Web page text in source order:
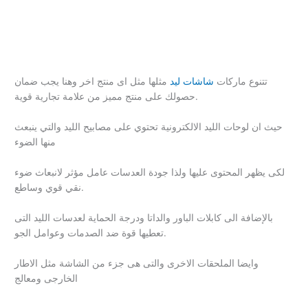
تتنوع ماركات شاشات ليدمثلها مثل اى منتج اخر وهنا يجب ضمان
حصولك على منتج مميز من علامة تجارية قوية.
حيث ان لوحات الليد الالكترونية تحتوي على مصابيح الليد والتي ينبعث
منها الضوء
لكى يظهر المحتوى عليها ولذا جودة العدسات عامل مؤثر لانبعاث ضوء
نقي قوي وساطع.
بالإضافة الى كابلات الباور والداتا ودرجة الحماية لعدسات الليد التى
تعطيها قوة ضد الصدمات وعوامل الجو.
وايضا الملحقات الاخرى والتى هى جزء من الشاشة مثل الاطار
الخارجى ومعالج